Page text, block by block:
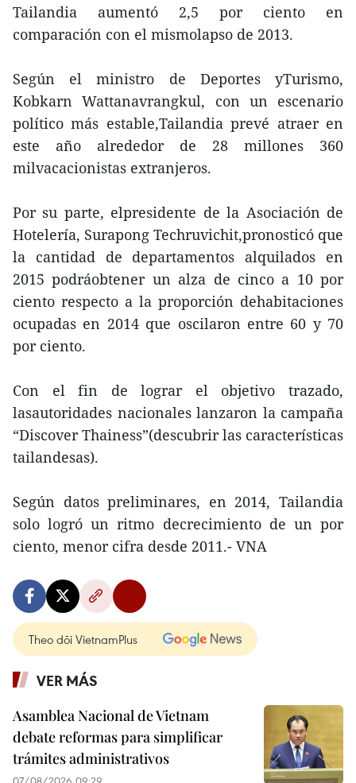
Tailandia aumentó 2,5 por ciento en
comparación con el mismolapso de 2013.
Según el ministro de Deportes yTurismo,
Kobkarn Wattanavrangkul, con un escenario
político más estable,Tailandia prevé atraer en
este año alrededor de 28 millones 360
milvacacionistas extranjeros.
Por su parte, elpresidente de la Asociación de
Hotelería, Surapong Techruvichit,pronosticó que
la cantidad de departamentos alquilados en
2015 podráobtener un alza de cinco a 10 por
ciento respecto a la proporción dehabitaciones
ocupadas en 2014 que oscilaron entre 60 y 70
por ciento.
Con el fin de lograr el objetivo trazado,
lasautoridades nacionales lanzaron la campaña
“Discover Thainess”(descubrir las características
tailandesas).
Según datos preliminares, en 2014, Tailandia
solo logró un ritmo decrecimiento de un por
ciento, menor cifra desde 2011.- VNA
Theo dõi VietnamPlus
VER MÁS
Asamblea Nacional de Vietnam
debate reformas para simplificar
trámites administrativos